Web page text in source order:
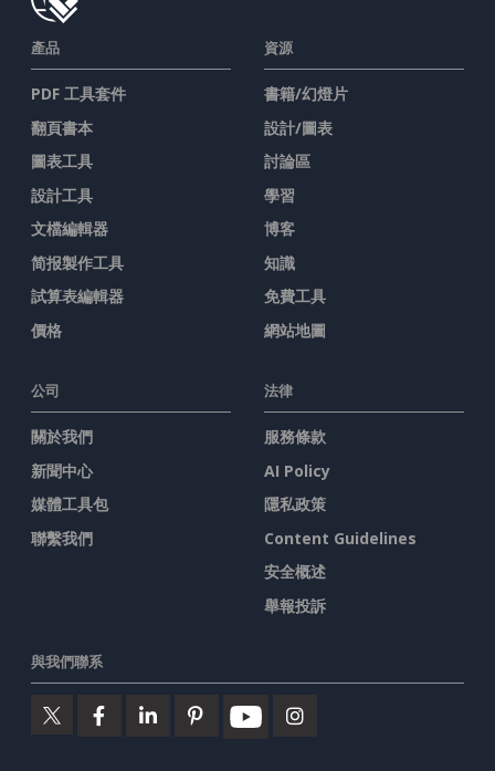
產品
PDF 工具套件
翻頁書本
圖表工具
設計工具
文檔編輯器
简报製作工具
試算表編輯器
價格
資源
書籍/幻燈片
設計/圖表
討論區
學習
博客
知識
免費工具
網站地圖
公司
關於我們
新聞中心
媒體工具包
聯繫我們
法律
服務條款
AI Policy
隱私政策
Content Guidelines
安全概述
舉報投訴
與我們聯系